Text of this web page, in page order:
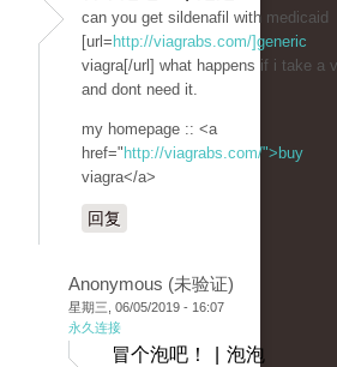
can you get sildenafil with medicaid
[url= http://viagrabs.com/]generic
viagra[/url] what happens if i take a
and dont need it.
my homepage :: <a
href=" http://viagrabs.com/">buy
viagra</a>
回复
Anonymous (未验证)
星期三, 06/05/2019 - 16:07
永久连接
冒个泡吧！ | 泡泡